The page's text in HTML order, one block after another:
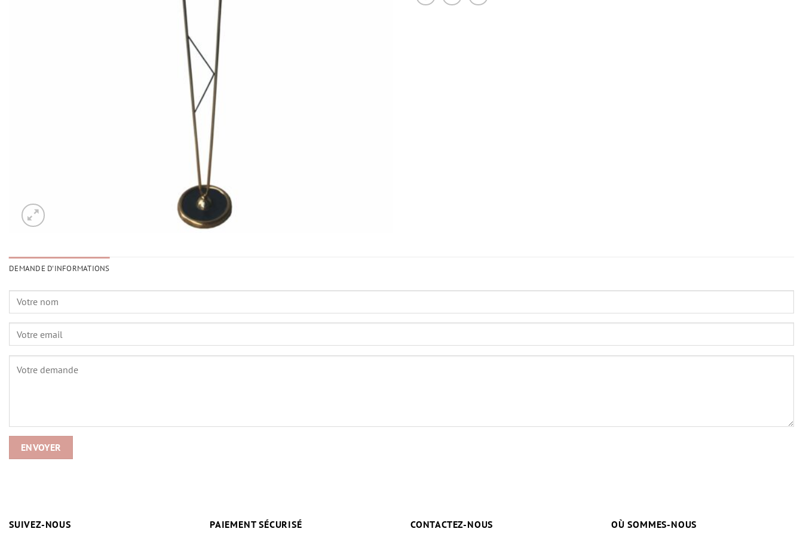
DEMANDE D'INFORMATIONS
SUIVEZ-NOUS PAIEMENT SÉCURISÉ CONTACTEZ-NOUS OÙ SOMMES-NOUS